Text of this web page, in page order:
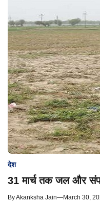
देश
31 मार्च तक जल और
ByAkanksha Jain—March 30,